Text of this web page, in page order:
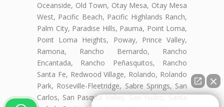
Oceanside, Old Town, Otay Mesa, Otay Mesa
West, Pacific Beach, Pacific Highlands Ranch,
Palm City, Paradise Hills, Pauma, Point Loma,
Point Loma Heights, Poway, Prince Valley,
Ramona, Rancho Bernardo, Rancho
Encantada, Rancho Peñasquitos, Rancho
Santa Fe, Redwood Village, Rolando, Rolando
Park, Roseville-Fleetridge, Sabre Springs, San
Carlos, San Pasqual Valley, San Ysidro, Santa